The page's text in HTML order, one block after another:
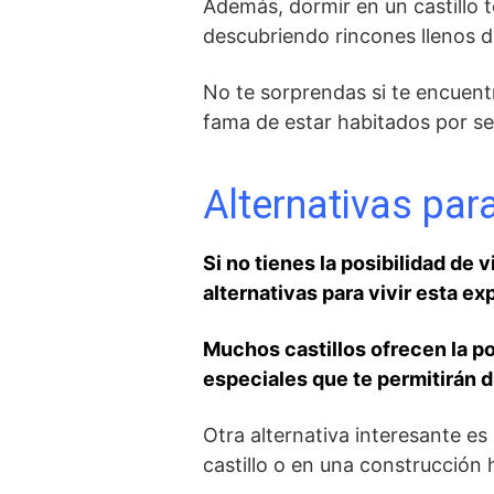
Además, dormir en un castillo
descubriendo rincones llenos
No te sorprendas​ si te
‍fama de estar habitados por
Alternativas
Si no tienes la posibilidad⁣ de
alternativas para​ vivir esta​
Muchos castillos ofrecen la
especiales que te permitirán⁢
Otra alternativa interesante
castillo o en una ⁤construcción